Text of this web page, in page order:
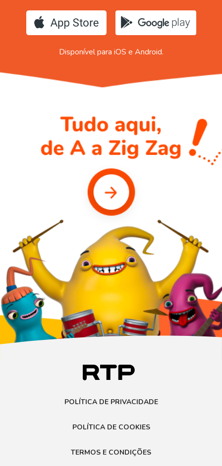
Disponível para iOS e Android.
POLÍTICA DE PRIVACIDADE
POLÍTICA DE COOKIES
TERMOS E CONDIÇÕES